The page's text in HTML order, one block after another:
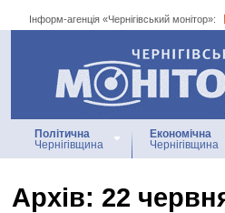
Інформ-агенція «Чернігівський монітор»:
Інформ-агенція
«Чернігівський
Політична
Чернігівщина
Економічна
Чернігівщина
Архiв: 22